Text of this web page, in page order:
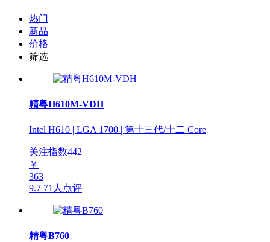
热门
新品
价格
筛选
精粤H610M-VDH
Intel H610 | LGA 1700 | 第十三代/十二 Core
关注指数442
￥
363
9.7 71人点评
精粤B760